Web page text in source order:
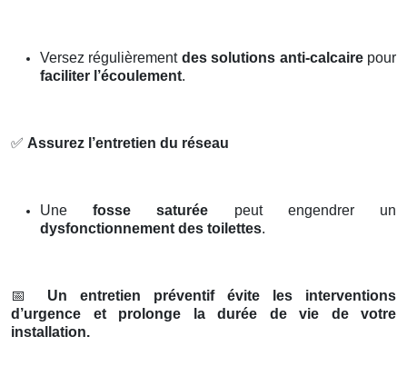
Versez régulièrement des solutions anti-calcairepour
faciliter l’écoulement.
✅ Assurez l’entretien du réseau
Unefosse saturée peut engendrer un
dysfonctionnement des toilettes.
📅
Un entretien préventif évite les interventions
d’urgence et prolonge la durée de vie de votre
installation.